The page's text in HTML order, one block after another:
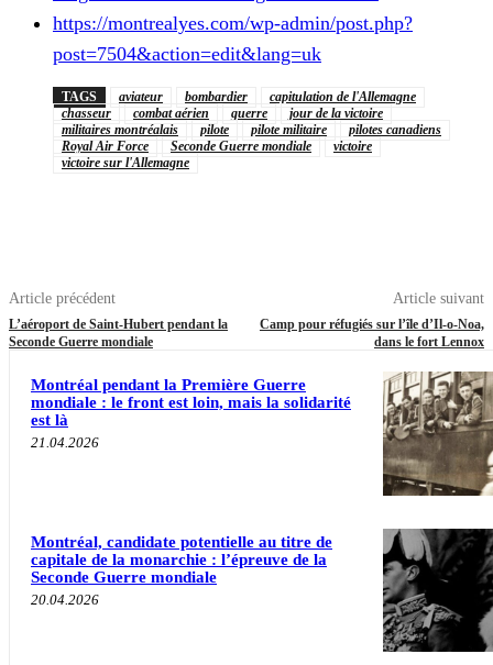
https://montrealyes.com/wp-admin/post.php?
post=7504&action=edit&lang=uk
TAGS aviateur bombardier
capitulation de l'Allemagne
chasseur
combat aérien guerre
jour de la victoire
militaires montréalais
pilote pilote militaire
pilotes canadiens
Royal Air Force
Seconde Guerre mondiale
victoire
victoire sur l'Allemagne
Article précédent
L’aéroport de Saint-Hubert pendant la
Seconde Guerre mondiale
Article suivant
Camp pour réfugiés sur l’île d’Il-o-Noa,
dans le fort Lennox
Montréal pendant la Première Guerre
mondiale : le front est loin, mais la solidarité
est là
21.04.2026
Montréal, candidate potentielle au titre de
capitale de la monarchie : l’épreuve de la
Seconde Guerre mondiale
20.04.2026